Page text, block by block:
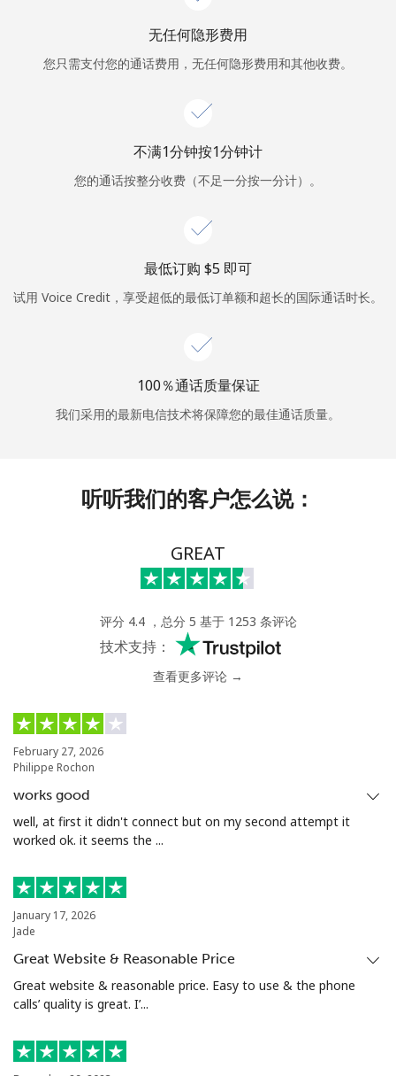
你好！
登录
者
继续使用
无任何隐形费用
您只需支付您的通话费用，无任何隐形费用和其他收费。
不满1分钟按1分钟计
您的通话按整分收费（不足一分按一分计）。
最低订购 ⁦$5⁩ 即可
试用 Voice Credit，享受超低的最低订单额和超长的国际通话时长。
100％通话质量保证
我们采用的最新电信技术将保障您的最佳通话质量。
听听我们的客户怎么说：
GREAT
评分 4.4 ，总分 5 基于 1253 条评论
技术支持：
查看更多评论 →
February 27, 2026
Philippe Rochon
works good
well, at first it didn't connect but on my second attempt it
worked ok. it seems the ...
January 17, 2026
Jade
Great Website & Reasonable Price
Great website & reasonable price. Easy to use & the phone
calls’ quality is great. I’...